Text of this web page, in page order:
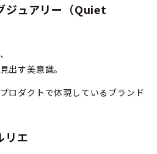
ジュアリー（Quiet
出す美意識。
ロダクトで体現しているブランド
リエ